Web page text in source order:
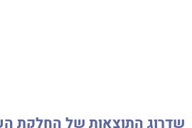
התוצאות של החלקת